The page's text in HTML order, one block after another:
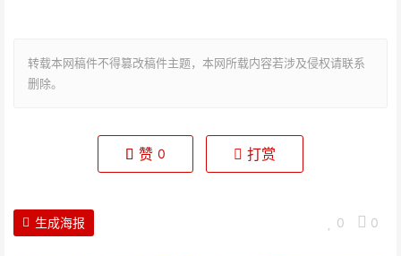
转载本网稿件不得篡改稿件主题，本网所载内容若涉及侵权请联系
删除。
赞 0 打赏
0 0
生成海报